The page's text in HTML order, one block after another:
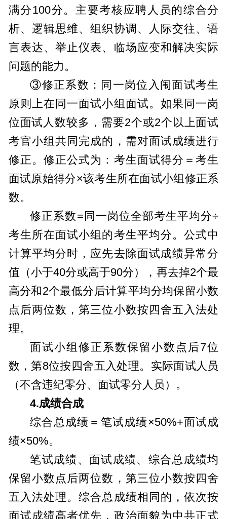
满分100分。主要考核应聘人员的综合分
析、逻辑思维、组织协调、人际交往、语
言表达、举止仪表、临场应变和解决实际
问题的能力。
③修正系数：同一岗位入闱面试考生
原则上在同一面试小组面试。如果同一岗
位面试人数较多，需要2个或2个以上面试
考官小组共同完成的，需对面试成绩进行
修正。修正公式为：考生面试得分＝考生
面试原始得分×该考生所在面试小组修正系
数。
修正系数=同一岗位全部考生平均分÷
考生所在面试小组的考生平均分。公式中
计算平均分时，应先去除面试成绩异常分
值（小于40分或高于90分），再去掉2个最
高分和2个最低分后计算平均分均保留小数
点后两位数，第三位小数按四舍五入法处
理。
面试小组修正系数保留小数点后7位
数，第8位按四舍五入处理。实际面试人员
（不含违纪零分、面试零分人员）。
4.成绩合成
综合总成绩＝笔试成绩×50%+面试成
绩×50%。
笔试成绩、面试成绩、综合总成绩均
保留小数点后两位数，第三位小数按四舍
五入法处理。综合总成绩相同的，依次按
面试成绩高者优先，政治面貌为中共正式